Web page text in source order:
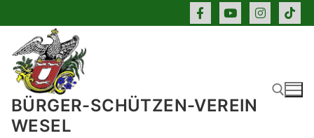
Inhalt
springen
BÜRGER-SCHÜTZEN-VEREIN
WESEL